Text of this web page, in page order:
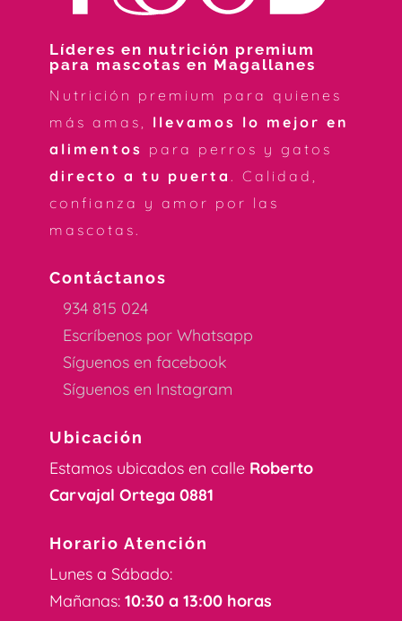
Líderes en nutrición premium
para mascotas en Magallanes
Nutrición premium para quienes
más amas, llevamos lo mejor en
alimentos para perros y gatos
directo a tu puerta . Calidad,
confianza y amor por las
mascotas.
Contáctanos
934 815 024
Escríbenos por Whatsapp
Síguenos en facebook
Síguenos en Instagram
Ubicación
Estamos ubicados en calle Roberto
Carvajal Ortega 0881
Horario Atención
Lunes a Sábado:
Mañanas: 10:30 a 13:00 horas